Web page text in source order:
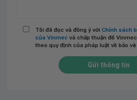
Tôi đã đọc và đồng ý với Chính sách
của Vinmec và chấp thuận để
theo quy định của pháp luật về bảo vệ
Gửi thông tin